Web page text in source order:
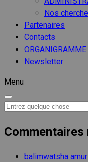
Nos
Partenaires
Contacts
Newsletter
Menu
Recherche
Commentaires
balimwatsha